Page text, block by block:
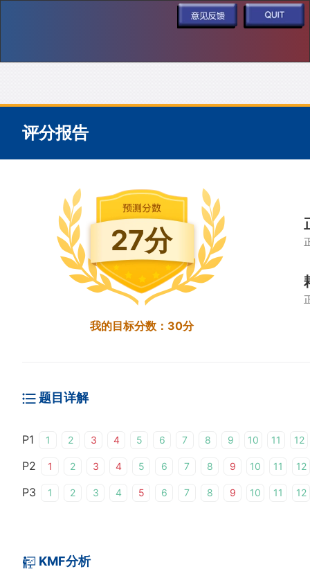
评分报告
27分
我的目标分数： 30分
题目详解
P1 1 2 3 4 5 6 7 8 9 10 11 12
P2 1 2 3 4 5 6 7 8 9 10 11 12
P3 1 2 3 4 5 6 7 8 9 10 11 12
KMF分析